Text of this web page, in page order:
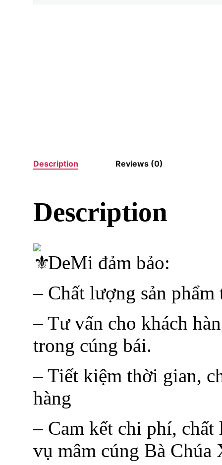
Description Reviews (0)
Description
DeMi đảm bảo:
– Chất lượng sản
– Tư vấn cho khách
trong cúng bái.
– Tiết kiệm thời gian,
hàng
– Cam kết chi phí,
vụ mâm cúng Bà Chúa